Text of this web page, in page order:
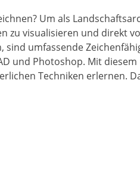
Um als
zu visualisieren und direkt
sind umfassende
und Photoshop. Mit diesem
Techniken erlernen.